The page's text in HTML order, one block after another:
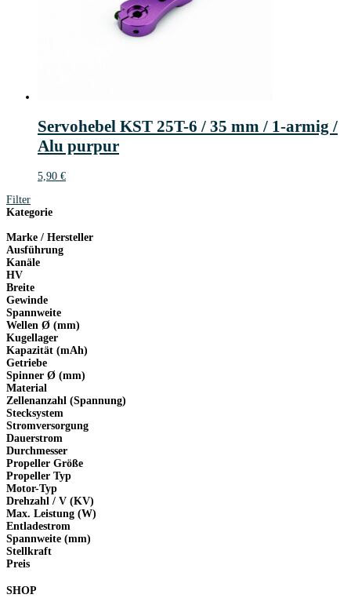
Servohebel KST 25T-6 / 35 mm / 1-armig /
Alu purpur
5,90 €
Filter
Kategorie
Marke / Hersteller
Ausführung
Kanäle
HV
Breite
Gewinde
Spannweite
Wellen Ø (mm)
Kugellager
Kapazität (mAh)
Getriebe
Spinner Ø (mm)
Material
Zellenanzahl (Spannung)
Stecksystem
Stromversorgung
Dauerstrom
Durchmesser
Propeller Größe
Propeller Typ
Motor-Typ
Drehzahl / V (KV)
Max. Leistung (W)
Entladestrom
Spannweite (mm)
Stellkraft
Preis
SHOP